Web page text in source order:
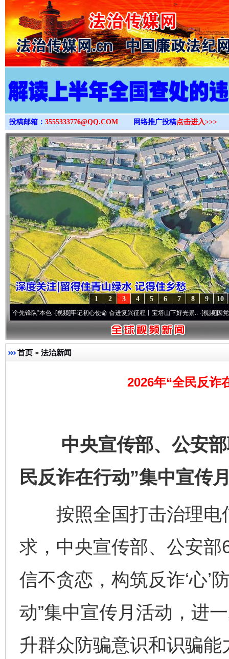
>
投稿邮箱： 3555333776@QQ.COM 网络推广投稿点击进入>>>
10
9
8
7
6
5
4
3
2
1
”本色·[视频]牢记初心使命 奋进复兴征程丨宝塔山下好光景..·[视频]因党而生 为
首页 » 法治新闻
2026年“全民反诈
中央宣传部、公安部
民反诈在行动”集中宣传
按照全国打击治理电
求，中央宣传部、公安部
信不贪恋，构筑反诈‘心’
动”集中宣传月活动，进
升群众防骗意识和识骗